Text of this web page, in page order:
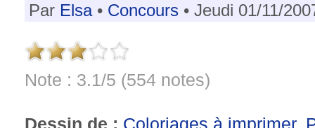
Par Elsa• Concours • Jeudi 01/11/
Note : 3.1/5 (554 notes)
Dessin de : Coloriages à imprimer,